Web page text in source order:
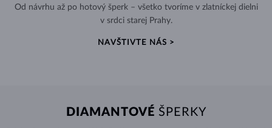
Od návrhu až po hotový šperk – všetko tvoríme v zlatníckej dielni
v srdci starej Prahy.
NAVŠTIVTE NÁS >
DIAMANTOVÉ ŠPERKY